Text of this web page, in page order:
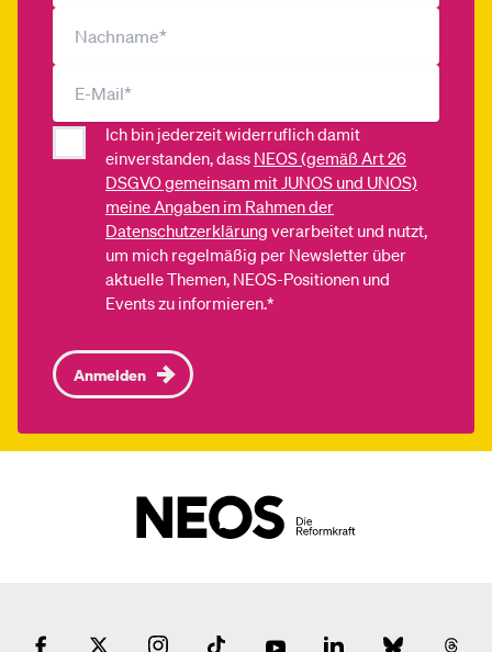
Ich bin jederzeit widerruflich damit
einverstanden, dass NEOS (gemäß Art 26
DSGVO gemeinsam mit JUNOS und UNOS)
meine Angaben im Rahmen der
Datenschutzerklärung verarbeitet und nutzt,
um mich regelmäßig per Newsletter über
aktuelle Themen, NEOS-Positionen und
Events zu informieren.*
Anmelden